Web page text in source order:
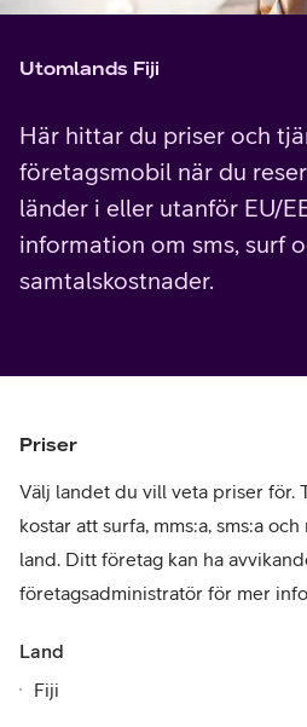
Utomlands Fiji
Här hittar du priser och
företagsmobil när du
länder i eller utanför EU/
information om sms, surf
samtalskostnader.
Priser
Välj landet du vill veta priser för.
kostar att surfa, mms:a, sms:a
land. Ditt företag kan ha
företagsadministratör för mer
Land